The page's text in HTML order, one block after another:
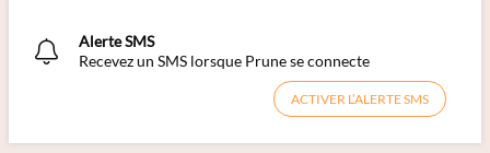
Alerte SMS
Recevez un SMS lorsque Prune se connecte
ACTIVER L’ALERTE SMS